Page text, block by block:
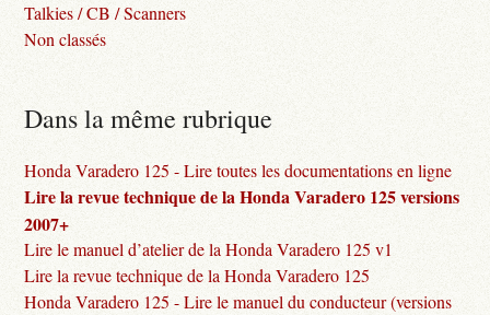
Talkies / CB / Scanners
Non classés
Dans la même rubrique
Honda Varadero 125 - Lire toutes les documentations en ligne
Lire la revue technique de la Honda Varadero 125 versions
2007+
Lire le manuel d’atelier de la Honda Varadero 125 v1
Lire la revue technique de la Honda Varadero 125
Honda Varadero 125 - Lire le manuel du conducteur (versions